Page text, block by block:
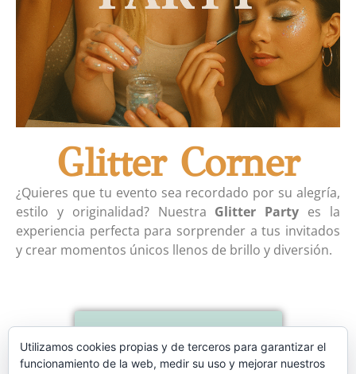
Glitter Corner
¿Quieres que tu evento sea recordado por su alegría,
estilo y originalidad? Nuestra Glitter Party es la
experiencia perfecta para sorprender a tus invitados
y crear momentos únicos llenos de brillo y diversión.
Contactar
Utilizamos cookies propias y de terceros para garantizar el
funcionamiento de la web, medir su uso y mejorar nuestros